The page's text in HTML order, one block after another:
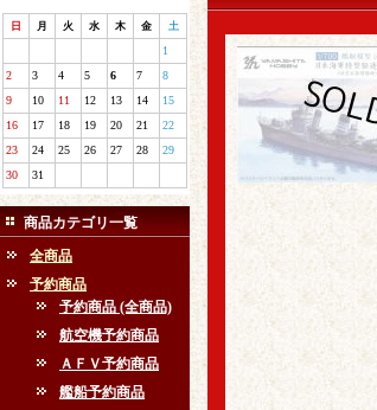
日 月 火 水 木 金 土
1
2
3 4 5 6 7
8
9
10 11 12 13 14
15
16
17 18 19 20 21
22
23
24 25 26 27 28
29
30
31
商品カテゴリ一覧
全商品
予約商品
予約商品 (全商品)
航空機予約商品
ＡＦＶ予約商品
艦船予約商品